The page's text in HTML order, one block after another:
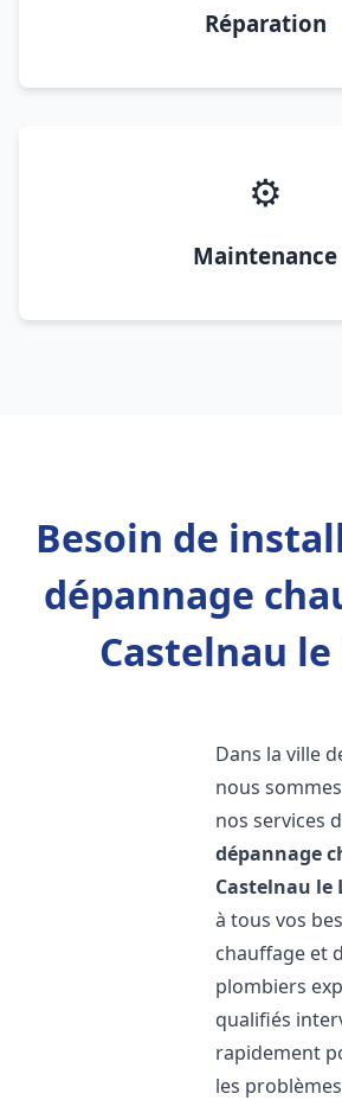
Réparation
⚙️
Maintenance
Besoin de
dépannage
Castelnau le
Dans la ville
nous
nos services
dépannage
Castelnau le
à tous vos
chauffage et
plombiers
qualifiés
rapidement
les